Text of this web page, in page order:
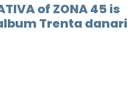
of ZONA 45 is
Trenta danari